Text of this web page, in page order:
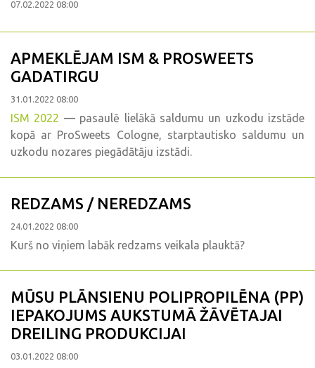
07.02.2022 08:00
APMEKLĒJAM ISM & PROSWEETS
GADATIRGU
31.01.2022 08:00
ISM 2022 — pasaulē lielākā saldumu un uzkodu izstāde
kopā ar ProSweets Cologne, starptautisko saldumu un
uzkodu nozares piegādātāju izstādi.
REDZAMS / NEREDZAMS
24.01.2022 08:00
Kurš no viņiem labāk redzams veikala plauktā?
MŪSU PLĀNSIENU POLIPROPILĒNA (PP)
IEPAKOJUMS AUKSTUMĀ ŽĀVĒTAJAI
DREILING PRODUKCIJAI
03.01.2022 08:00